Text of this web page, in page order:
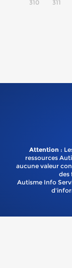
310 311
Attention :
ressources
aucune valeur
des
Autisme Info